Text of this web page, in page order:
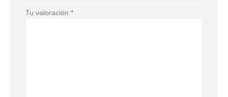
Tu valoración *